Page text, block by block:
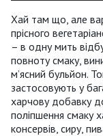
Хай там що, але
прісного
– в одну мить
повноту смаку,
м’ясний бульйон.
застосовують у
харчову добавку
поліпшення смаку
консервів, сиру,